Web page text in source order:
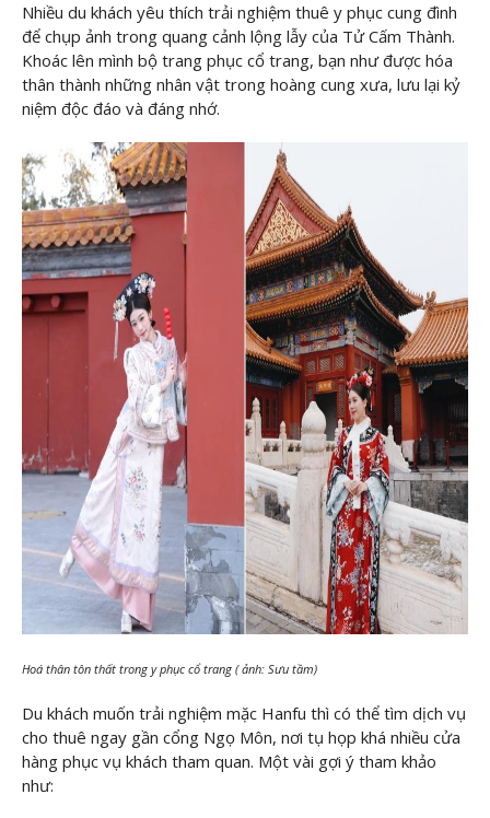
Nhiều du khách yêu thích trải nghiệm thuê y phục cung đình
để chụp ảnh trong quang cảnh lộng lẫy của Tử Cấm Thành.
Khoác lên mình bộ trang phục cổ trang, bạn như được hóa
thân thành những nhân vật trong hoàng cung xưa, lưu lại kỷ
niệm độc đáo và đáng nhớ.
Hoá thân tôn thất trong y phục cổ trang ( ảnh: Sưu tầm)
Du khách muốn trải nghiệm mặc Hanfu thì có thể tìm dịch vụ
cho thuê ngay gần cổng Ngọ Môn, nơi tụ họp khá nhiều cửa
hàng phục vụ khách tham quan. Một vài gợi ý tham khảo
như: